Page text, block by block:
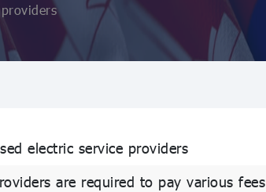
electric service providers
are required to pay various fees